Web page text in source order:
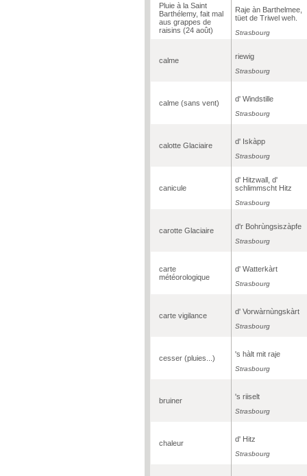
Pluie à la Saint
Barthélemy, fait mal
aus grappes de
raisins (24 août)
Raje àn Barthelmee,
tüet de Triwel weh.
Strasbourg
calme riewig
Strasbourg
calme (sans vent) d' Windstille
Strasbourg
calotte Glaciaire d' Iskàpp
Strasbourg
canicule
d' Hitzwall, d'
schlimmscht Hitz
Strasbourg
carotte Glaciaire d'r Bohrùngsiszàpfe
Strasbourg
carte
météorologique
d' Watterkàrt
Strasbourg
carte vigilance d' Vorwàrnùngskàrt
Strasbourg
cesser (pluies...) 's hàlt mit raje
Strasbourg
bruiner 's riiselt
Strasbourg
chaleur d' Hitz
Strasbourg